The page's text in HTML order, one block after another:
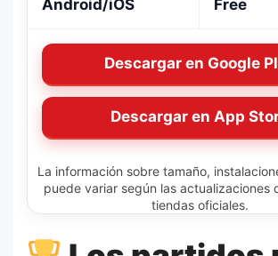
Android/iOS Free
Descargar en Google
Descargar en App
La información sobre tamaño,
puede variar según las actualizaciones
tiendas oficiales.